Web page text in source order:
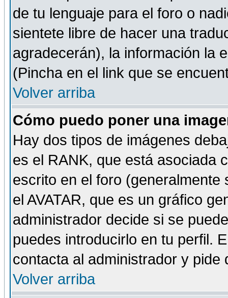
de tu lenguaje para el foro o
sientete libre de hacer una
agradecerán), la información la
(Pincha en el link que se
Volver arriba
Cómo puedo poner una
Hay dos tipos de imágenes
es el RANK, que está asociada
escrito en el foro
el AVATAR, que es un gráfico
administrador decide si se
puedes introducirlo en tu perfil.
contacta al administrador y
Volver arriba